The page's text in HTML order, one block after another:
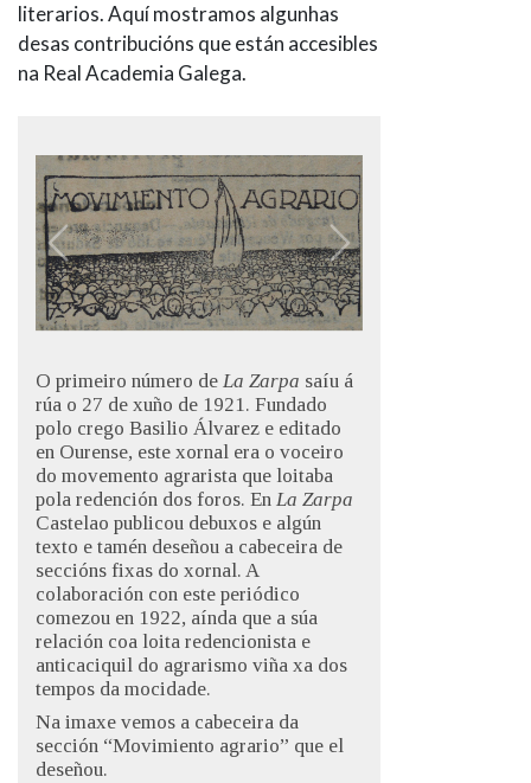
literarios. Aquí mostramos algunhas
desas contribucións que están accesibles
na Real Academia Galega.
O primeiro número de La Zarpa saíu á
rúa o 27 de xuño de 1921. Fundado
polo crego Basilio Álvarez e editado
en Ourense, este xornal era o voceiro
do movemento agrarista que loitaba
pola redención dos foros. En La Zarpa
Castelao publicou debuxos e algún
texto e tamén deseñou a cabeceira de
seccións fixas do xornal. A
colaboración con este periódico
comezou en 1922, aínda que a súa
relación coa loita redencionista e
anticaciquil do agrarismo viña xa dos
tempos da mocidade.
Na imaxe vemos a cabeceira da
sección “Movimiento agrario” que el
deseñou.